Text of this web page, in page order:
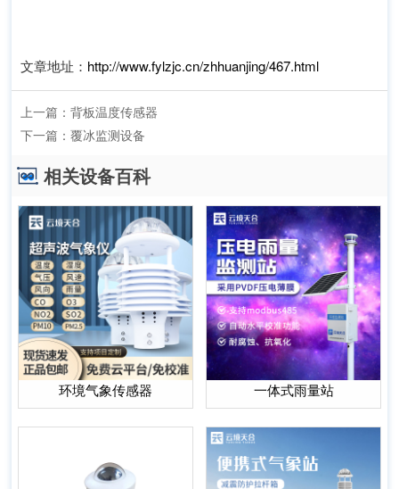
文章地址： http://www.fylzjc.cn/zhhuanjing/467.html
上一篇： 背板温度传感器
下一篇： 覆冰监测设备
相关设备百科
环境气象传感器 一体式雨量站